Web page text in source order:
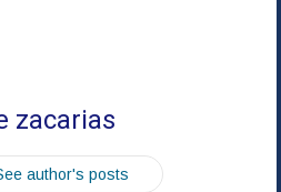
zacarias
author's posts